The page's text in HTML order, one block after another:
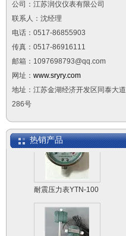
公司：江苏润仪仪表有限公司
联系人：沈经理
电话：0517-86855903
传真：0517-86916111
邮箱：1097698793@qq.com
网址： www.sryry.com
地址：江苏金湖经济开发区同泰大道
286号
热销产品
侧装远传磁翻板液位
隔膜压力表
耐震压力表YTN-100